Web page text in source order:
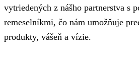
vytriedených z nášho partnerstva s
remeselníkmi, čo nám umožňuje
produkty, vášeň a vízie.